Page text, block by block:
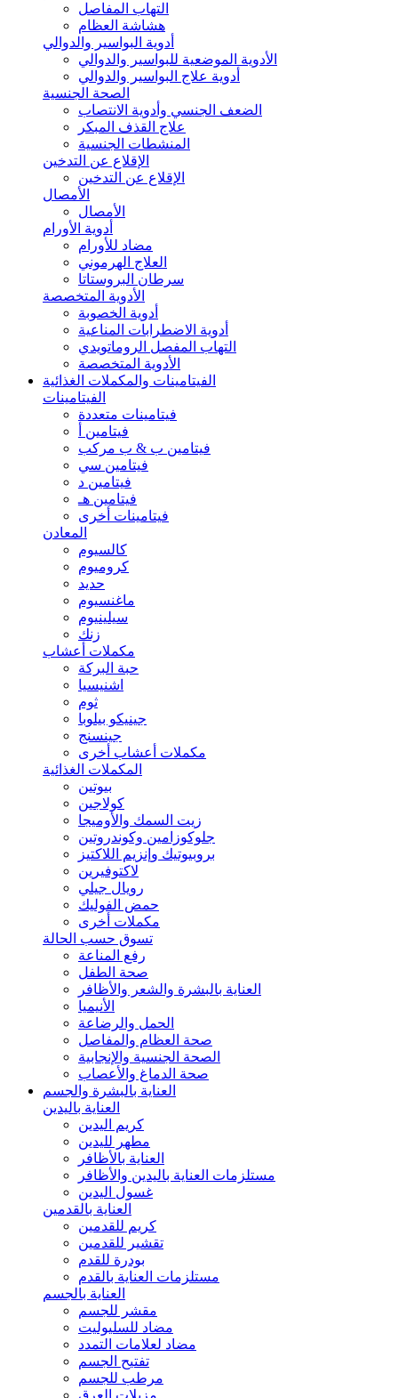
التهاب المفاصل
هشاشة العظام
أدوية البواسير والدوالي
الأدوية الموضعية للبواسير والدوالي
أدوية علاج البواسير والدوالي
الصحة الجنسية
الضعف الجنسي وأدوية الانتصاب
علاج القذف المبكر
المنشطات الجنسية
الإقلاع عن التدخين
الإقلاع عن التدخين
الأمصال
الأمصال
أدوية الأورام
مضاد للأورام
العلاج الهرموني
سرطان البروستاتا
الأدوية المتخصصة
أدوية الخصوبة
أدوية الاضطرابات المناعية
التهاب المفصل الروماتويدي
الأدوية المتخصصة
الفيتامينات والمكملات الغذائية
الفيتامينات
فيتامينات متعددة
فيتامين أ
فيتامين ب & ب مركب
فيتامين سي
فيتامين د
فيتامين هـ
فيتامينات أخرى
المعادن
كالسيوم
كروميوم
حديد
ماغنسيوم
سيلينيوم
زنك
مكملات أعشاب
حبة البركة
اشنيسيا
ثوم
جينيكو بيلوبا
جينسنج
مكملات أعشاب أخرى
المكملات الغذائية
بيوتين
كولاجين
زيت السمك والأوميجا
جلوكوزامين وكوندروتين
بروبيوتيك وإنزيم اللاكتيز
لاكتوفيرين
رويال جيلي
حمض الفوليك
مكملات أخرى
تسوق حسب الحالة
رفع المناعة
صحة الطفل
العناية بالبشرة والشعر والأظافر
الأنيميا
الحمل والرضاعة
صحة العظام والمفاصل
الصحة الجنسية والإنجابية
صحة الدماغ والأعصاب
العناية بالبشرة والجسم
العناية باليدين
كريم اليدين
مطهر لليدين
العناية بالأظافر
مستلزمات العناية باليدين والأظافر
غسول اليدين
العناية بالقدمين
كريم للقدمين
تقشير للقدمين
بودرة للقدم
مستلزمات العناية بالقدم
العناية بالجسم
مقشر للجسم
مضاد للسليوليت
مضاد لعلامات التمدد
تفتيح الجسم
مرطب للجسم
مزيلات العرق